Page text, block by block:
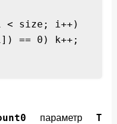
size; i++)
== 0) k++;
параметрT